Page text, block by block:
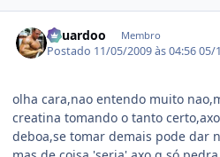
Eduardoo Membro
Postado 11/05/2009 às 04:5605/
olha cara,nao entendo muito
creatina tomando o tanto
deboa,se tomar demais pode dar